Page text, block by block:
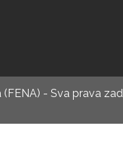
- Sva prava